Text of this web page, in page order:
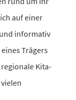
auf einer
infor­mativ
Trägers
Kita-